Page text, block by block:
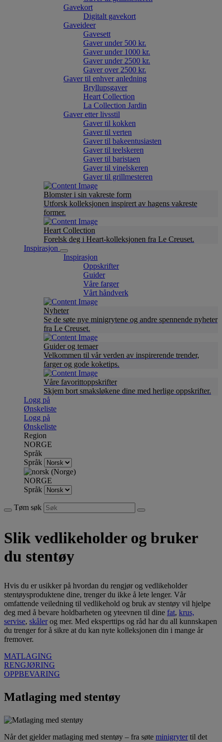
Gavekort
Digitalt gavekort
Gaveideer
Gavesett
Gaver under 500 kr.
Gaver under 1000 kr.
Gaver under 2500 kr.
Gaver over 2500 kr.
Gaver til enhver anledning
Bryllupsgaver
Heart Collection
La Collection Jardin
Gaver etter livsstil
Gaver til kokken
Gaver til verten
Gaver til bakeentusiasten
Gaver til teelskeren
Gaver til baristaen
Gaver til vinelskeren
Gaver til grillmesteren
Blomster i sin vakreste form
Utforsk kolleksjonen inspirert av hagens vakreste
former.
Heart Collection
Forelsk deg i Heart-kolleksjonen fra Le Creuset.
Inspirasjon
Inspirasjon
Oppskrifter
Guider
Våre farger
Vårt håndverk
Nyheter
Se de søte nye minigrytene og andre spennende nyheter
fra Le Creuset.
Guider og temaer
Velkommen til vår verden av inspirerende trender,
farger og gode koketips.
Våre favorittoppskrifter
Skjem bort smaksløkene dine med herlige oppskrifter.
Logg på
Ønskeliste
Logg på
Ønskeliste
Region
NORGE
Språk
Språk
NORGE
Språk
Tøm søk
Slik vedlikeholder og bruker
du stentøy
Hvis du er usikker på hvordan du rengjør og vedlikeholder
stentøysproduktene dine, trenger du ikke å lete lenger. Vår
omfattende veiledning til vedlikehold og bruk av stentøy vil hjelpe
deg med å bevare holdbarheten og yteevnen til dine fat, krus,
servise, skålerog mer. Med eksperttips og råd har du all kunnskapen
du trenger for å sikre at du kan nyte kolleksjonen din i mange år
fremover.
MATLAGING
RENGJØRING
OPPBEVARING
Matlaging med stentøy
Når det gjelder matlaging med stentøy – fra søte minigrytertil det